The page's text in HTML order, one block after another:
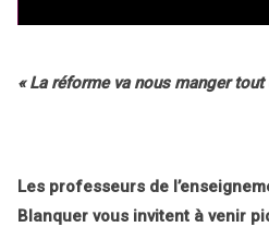
« La réforme va nous manger
Les professeurs de
Blanquer vous invitent à venir